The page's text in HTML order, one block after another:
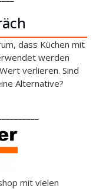
dass Küchen mit
werden
verlieren. Sind
Alternative?
mit vielen